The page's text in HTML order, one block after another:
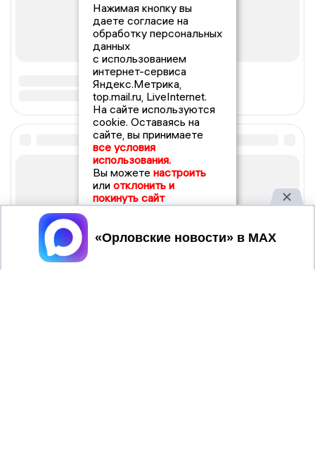
Нажимая кнопку вы
даете согласие на
обработку персональных
данных
с использованием
интернет-сервиса
Яндекс.Метрика,
top.mail.ru, LiveInternet.
На сайте используются
cookie. Оставаясь на
сайте, вы принимаете
все условия
использования.
Вы можете настроить
или отклонить и
покинуть сайт
Принять